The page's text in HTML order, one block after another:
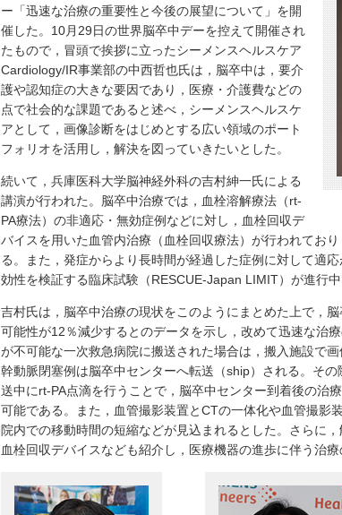
ー「迅速な治療の重要性と今後の展望について」を開
催した。10月29日の世界脳卒中デーを控えて開催され
たもので，冒頭で挨拶に立ったシーメンスヘルスケア
Cardiology/IR事業部の中西哲也氏は，脳卒中は，要介
護や認知症の大きな要因であり，医療・介護費などの
点で社会的な課題であると述べ，シーメンスヘルスケ
アとして，画像診断をはじめとする広い領域のポート
フォリオを活用し，解決を図っていきたいとした。
続いて，兵庫医科大学脳神経外科の吉村紳一氏による
講演が行われた。脳卒中治療では，血栓溶解療法（rt-
PA療法）の非適応・無効症例などに対し，血栓回収デ
バイスを用いた血管内治療（血栓回収療法）が行われてお
る。また，発症からより長時間が経過した症例に対して適
効性を検証する臨床試験（RESCUE-Japan LIMIT）が進行中
吉村氏は，脳卒中治療の現状をこのようにまとめた上で，
可能性が12％減少するとのデータを示し，改めて迅速な治
が不可能な一次救急病院に搬送された場合は，搬入施設で
幹動脈閉塞例は脳卒中センターへ転送（ship）される。そ
送中にrt-PA点滴を行うことで，脳卒中センター到着後の治
可能である。また，血管撮影装置とCTの一体化や血管撮影
院内での移動時間の短縮などが見込まれるとした。さらに
血栓回収デバイスなども紹介し，医療機器の進歩に伴う治療